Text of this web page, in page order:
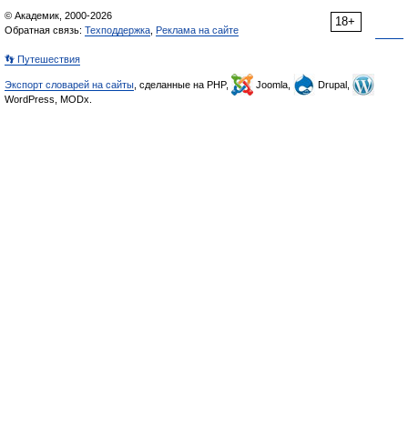
18+
© Академик, 2000-2026
Обратная связь: Техподдержка Реклама на сайте
👣 Путешествия
Экспорт словарей на сайты , сделанные на PHP, Joomla,
Drupal,
WordPress, MODx.